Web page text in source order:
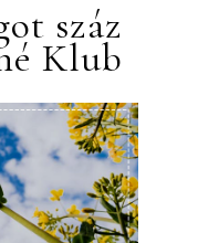
száz
Klub